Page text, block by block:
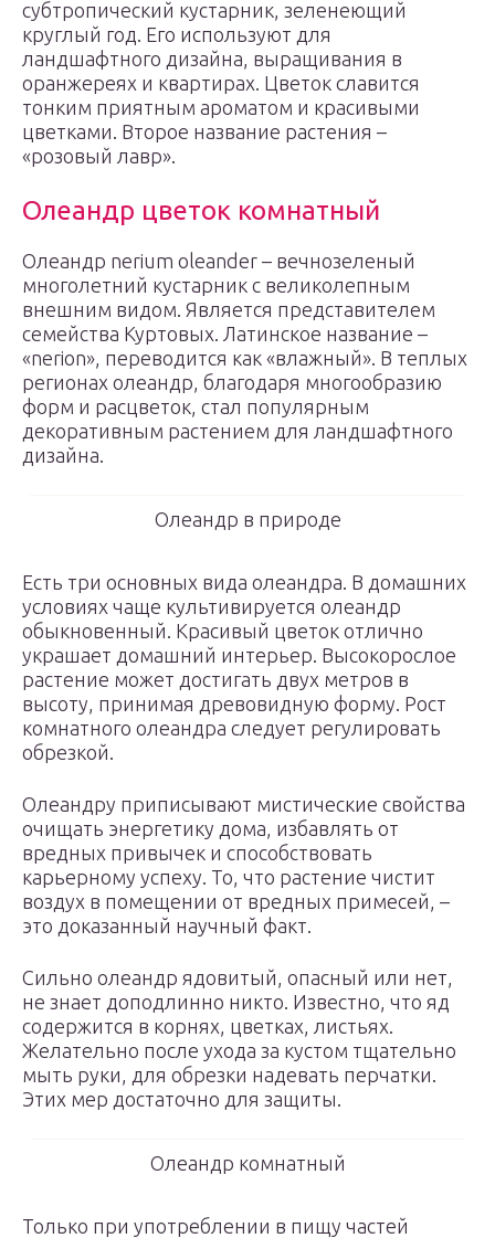
субтропический кустарник, зеленеющий
круглый год. Его используют для
ландшафтного дизайна, выращивания в
оранжереях и квартирах. Цветок славится
тонким приятным ароматом и красивыми
цветками. Второе название растения –
«розовый лавр».
Олеандр цветок комнатный
Олеандр nerium oleander – вечнозеленый
многолетний кустарник с великолепным
внешним видом. Является представителем
семейства Куртовых. Латинское название –
«nerion», переводится как «влажный». В теплых
регионах олеандр, благодаря многообразию
форм и расцветок, стал популярным
декоративным растением для ландшафтного
дизайна.
Олеандр в природе
Есть три основных вида олеандра. В домашних
условиях чаще культивируется олеандр
обыкновенный. Красивый цветок отлично
украшает домашний интерьер. Высокорослое
растение может достигать двух метров в
высоту, принимая древовидную форму. Рост
комнатного олеандра следует регулировать
обрезкой.
Олеандру приписывают мистические свойства
очищать энергетику дома, избавлять от
вредных привычек и способствовать
карьерному успеху. То, что растение чистит
воздух в помещении от вредных примесей, –
это доказанный научный факт.
Сильно олеандр ядовитый, опасный или нет,
не знает доподлинно никто. Известно, что яд
содержится в корнях, цветках, листьях.
Желательно после ухода за кустом тщательно
мыть руки, для обрезки надевать перчатки.
Этих мер достаточно для защиты.
Олеандр комнатный
Только при употреблении в пищу частей